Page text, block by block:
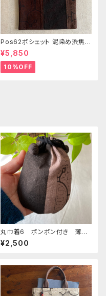
Pos62ポシェット 泥染め渋焦茶
ファスナーポーチ 20x18cm
渋い泥染めアレンジ 男性用小
物入れ 暇の付け替え可能
¥5,850
10%OFF
丸巾着6 ポンポン付き 薄紫
と黒泥染め 裏なし
¥2,500